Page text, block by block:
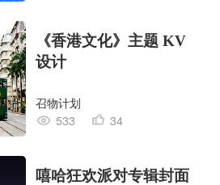
《香港文化》主题 KV
设计
召物计划
533
34
嘻哈狂欢派对专辑封面